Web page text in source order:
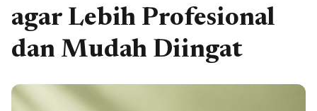
agar Lebih Profesional
dan Mudah Diingat